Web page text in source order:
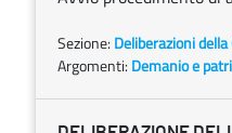
Sezione: Deliberazioni
Argomenti: Demanio e